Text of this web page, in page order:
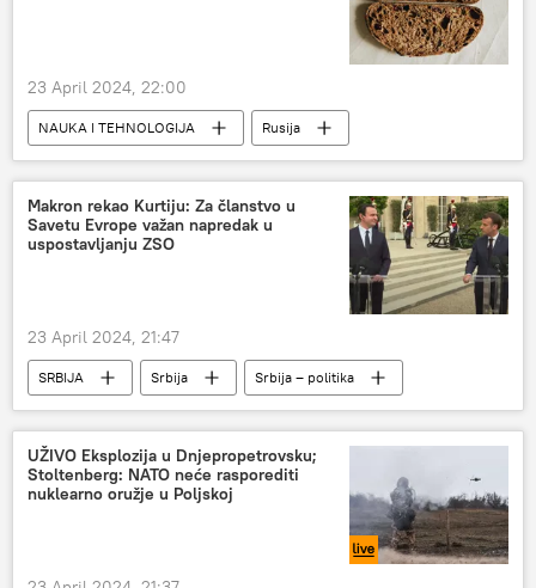
23 April 2024, 22:00
NAUKA I TEHNOLOGIJA
Rusija
Rusija – društvo
Nauka
Makron rekao Kurtiju: Za članstvo u
Savetu Evrope važan napredak u
uspostavljanju ZSO
23 April 2024, 21:47
SRBIJA Srbija
Srbija – politika
Kosovo i Metohija (KiM)
Emanuel Makron
Aljbin Kurti
UŽIVO Eksplozija u Dnjepropetrovsku;
Stoltenberg: NATO neće rasporediti
nuklearno oružje u Poljskoj